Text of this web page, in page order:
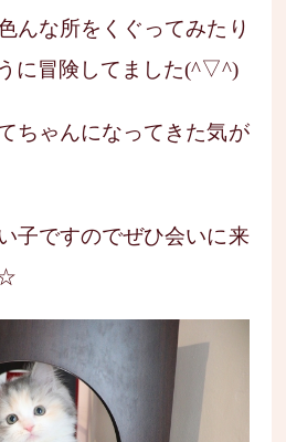
んな所をくぐってみたり
に冒険してました(^▽^)
ちゃんになってきた気が
子ですのでぜひ会いに来